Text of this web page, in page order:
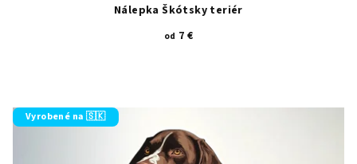
Nálepka Škótsky teriér
od 7 €
Vyrobené na 🇸🇰